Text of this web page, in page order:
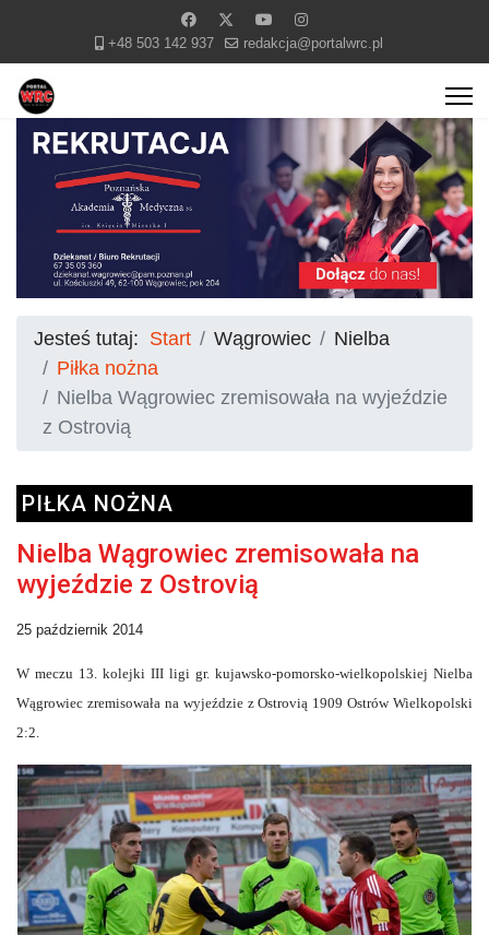
+48 503 142 937 redakcja@portalwrc.pl
Jesteś tutaj: Start Wągrowiec
Nielba
Piłka nożna
Nielba Wągrowiec zremisowała na wyjeździe
z Ostrovią
PIŁKA NOŻNA
Nielba Wągrowiec zremisowała na
wyjeździe z Ostrovią
25 październik 2014
W meczu 13. kolejki III ligi gr. kujawsko-pomorsko-wielkopolskiej Nielba
Wągrowiec zremisowała na wyjeździe z Ostrovią 1909 Ostrów Wielkopolski
2:2.